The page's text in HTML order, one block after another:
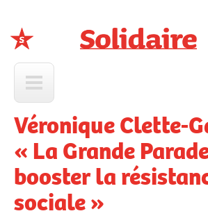
Véronique Clette-
« La Grande
booster la
sociale »